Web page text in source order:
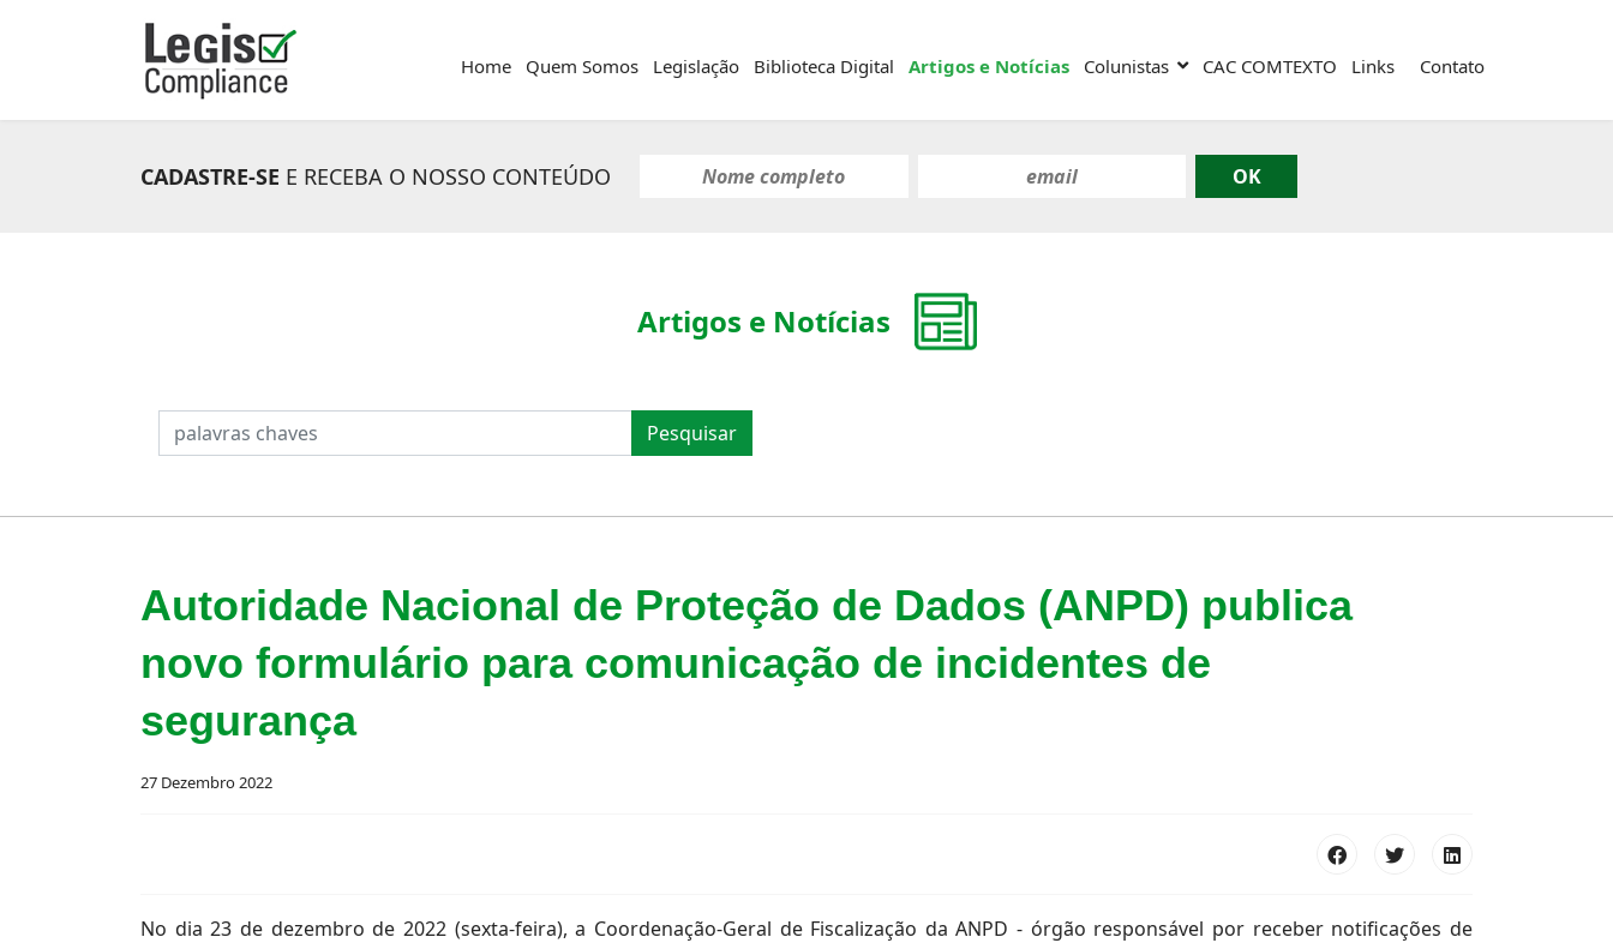
Home Quem Somos Legislação Biblioteca Digital Artigos e Notícias Colunistas CAC COMTEXTO Links Contato
CADASTRE-SE E RECEBA O NOSSO CONTEÚDO
PESQUISAR Pesquisar
Artigos e Notícias
Autoridade Nacional de Proteção de Dados (ANPD) publica
novo formulário para comunicação de incidentes de
segurança
27 Dezembro 2022
No dia 23 de dezembro de 2022 (sexta-feira), a Coordenação-Geral de Fiscalização da ANPD - órgão responsável por receber notificações de